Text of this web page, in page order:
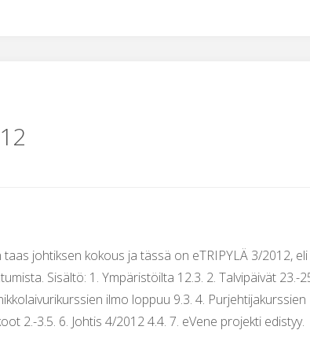
taas johtiksen kokous ja tässä on eTRIPYLÄ 3/2012, eli
Sisältö: 1. Ympäristöilta 12.3. 2. Talvipäivät 23.-
ilmo loppuu 9.3. 4. Purjehtijakurssien
2.-3.5. 6. Johtis 4/2012 4.4. 7. eVene projekti edistyy.